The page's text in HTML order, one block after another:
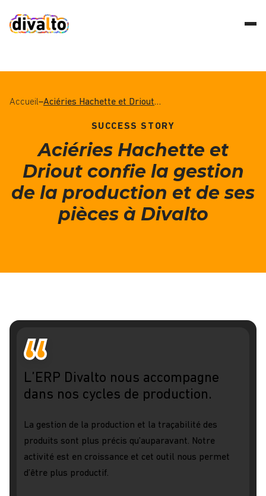
Accueil– Aciéries Hachette et Driout confie la gestion de la production et de ses pièces à Divalto
SUCCESS STORY
Aciéries Hachette et
Driout confie la gestion
de la production et de ses
pièces à Divalto
L’ERP Divalto nous accompagne
dans nos cycles de production.
La gestion de la production et la traçabilité des
produits sont plus précis qu’auparavant. Notre
activité est en croissance et cet outil nous permet
d’être plus productif.